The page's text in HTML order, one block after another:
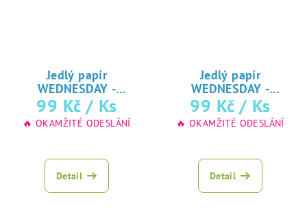
Jedlý papír
WEDNESDAY -
ADDAMSOVA RODINA
♥ tisk na jedlý
papír
99 Kč / Ks
🔥 OKAMŽITÉ ODESLÁNÍ
Detail
Jedlý papír
WEDNESDAY -
ADDAMSOVA RODINA
♥ tisk na jedlý
papír
99 Kč / Ks
🔥 OKAMŽITÉ ODESLÁNÍ
Detail